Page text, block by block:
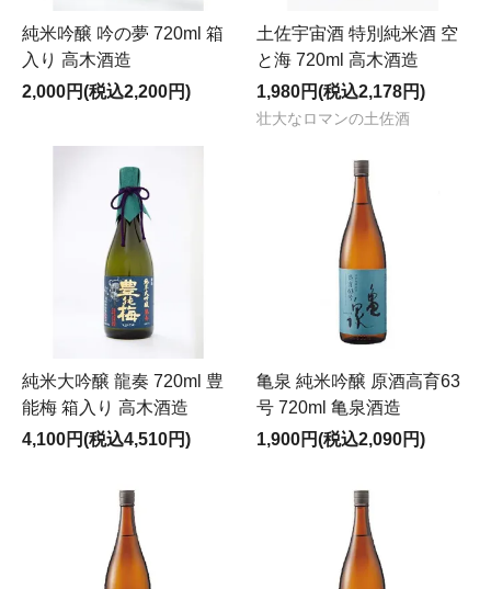
純米吟醸 吟の夢 720ml 箱
入り 高木酒造
2,000円(税込2,200円)
土佐宇宙酒 特別純米酒 空
と海 720ml 高木酒造
1,980円(税込2,178円)
壮大なロマンの土佐酒
純米大吟醸 龍奏 720ml 豊
能梅 箱入り 高木酒造
4,100円(税込4,510円)
亀泉 純米吟醸 原酒高育63
号 720ml 亀泉酒造
1,900円(税込2,090円)